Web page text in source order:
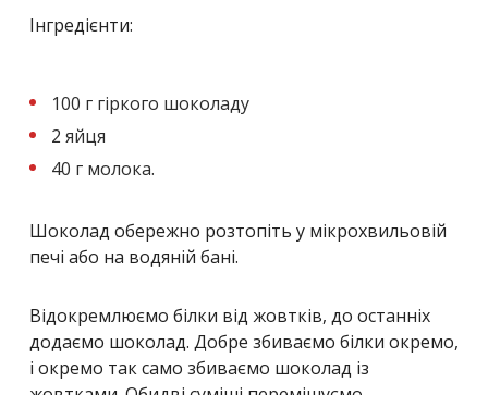
Інгредієнти:
100 г гіркого шоколаду
2 яйця
40 г молока.
Шоколад обережно розтопіть у мікрохвильовій
печі або на водяній бані.
Відокремлюємо білки від жовтків, до останніх
додаємо шоколад. Добре збиваємо білки окремо,
і окремо так само збиваємо шоколад із